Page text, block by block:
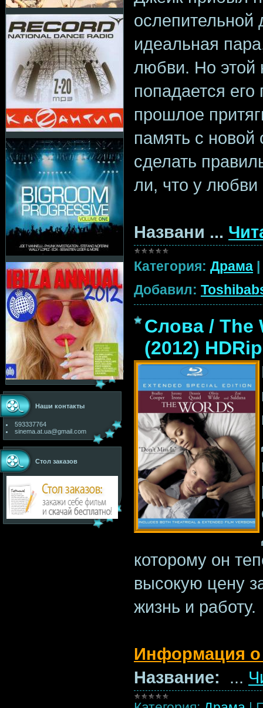
Наши контакты
593337764
sinema.at.ua@gmail.com
Стол заказов
идеальная
любви. Но этой
попадается
прошлое
память с
сделать
ли, что у любви
Названи ...
Категория: Драма |
Добавил:
Слова / The
(2012) HDRip
которому он
высокую цену
жизнь и работу.
Информация
Название:
...